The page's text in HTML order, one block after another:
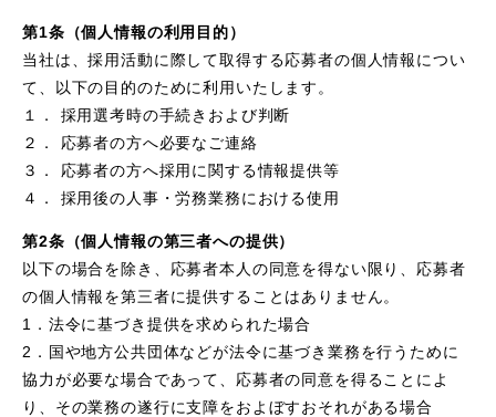
第1条（個人情報の利用目的）
当社は、採用活動に際して取得する応募者の個人情報につい
て、以下の目的のために利用いたします。
１． 採用選考時の手続きおよび判断
２． 応募者の方へ必要なご連絡
３． 応募者の方へ採用に関する情報提供等
４． 採用後の人事・労務業務における使用
第2条（個人情報の第三者への提供）
以下の場合を除き、応募者本人の同意を得ない限り、応募者
の個人情報を第三者に提供することはありません。
1．法令に基づき提供を求められた場合
2．国や地方公共団体などが法令に基づき業務を行うために
協力が必要な場合であって、応募者の同意を得ることによ
り、その業務の遂行に支障をおよぼすおそれがある場合